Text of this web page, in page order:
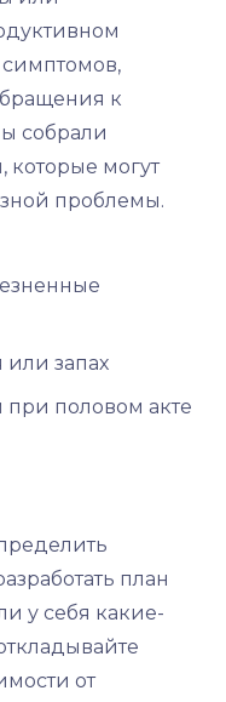
симптомов,
к
собрали
могут
проблемы.
запах
при половом акте
план
у себя какие-
от